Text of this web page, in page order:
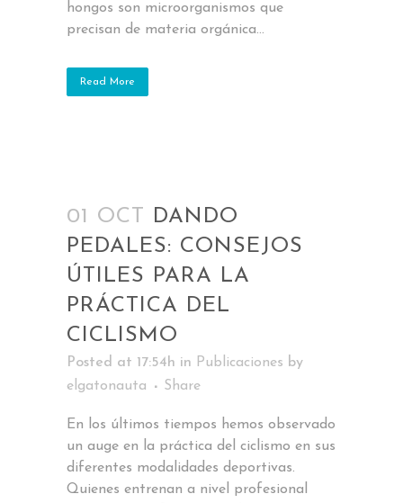
hongos son microorganismos que
precisan de materia orgánica...
Read More
01 OCT
DANDO
PEDALES: CONSEJOS
ÚTILES PARA LA
PRÁCTICA DEL
CICLISMO
Posted at 17:54h in Publicaciones by
elgatonauta
Share
En los últimos tiempos hemos observado
un auge en la práctica del ciclismo en sus
diferentes modalidades deportivas.
Quienes entrenan a nivel profesional